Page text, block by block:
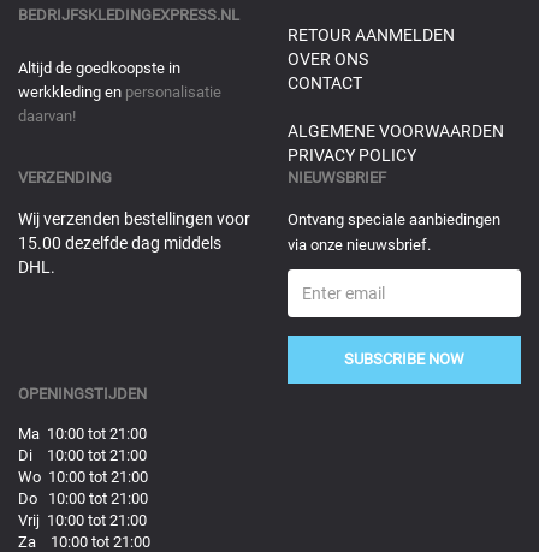
BEDRIJFSKLEDINGEXPRESS.NL
Altijd de goedkoopste in
werkkleding en personalisatie
daarvan!
RETOUR AANMELDEN
OVER ONS
CONTACT
ALGEMENE VOORWAARDEN
PRIVACY POLICY
VERZENDING
Wij verzenden bestellingen voor
15.00 dezelfde dag middels
DHL.
NIEUWSBRIEF
Ontvang speciale aanbiedingen
via onze nieuwsbrief.
SUBSCRIBE NOW
OPENINGSTIJDEN
Ma 10:00 tot 21:00
Di 10:00 tot 21:00
Wo 10:00 tot 21:00
Do 10:00 tot 21:00
Vrij 10:00 tot 21:00
Za 10:00 tot 21:00